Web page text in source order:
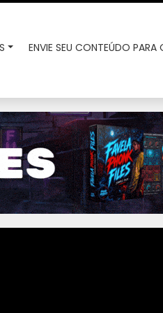
ENVIE SEU CONTEÚDO PARA